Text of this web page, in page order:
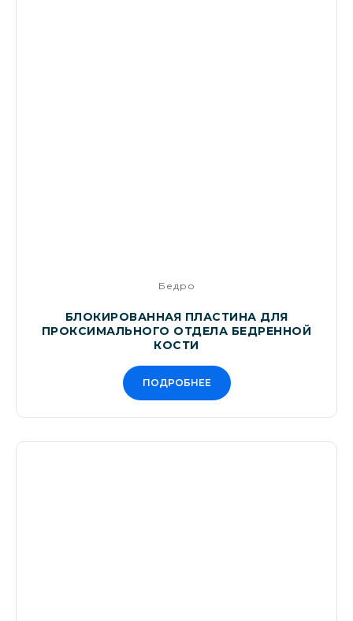
Бедро
БЛОКИРОВАННАЯ ПЛАСТИНА ДЛЯ
ПРОКСИМАЛЬНОГО ОТДЕЛА БЕДРЕННОЙ
КОСТИ
ПОДРОБНЕЕ